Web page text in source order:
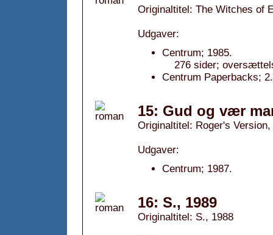
Originaltitel: The Witches of
Udgaver:
Centrum; 1985.
276 sider;
Centrum Paperbacks;
15: Gud og vær
Originaltitel: Roger's Version,
Udgaver:
Centrum; 1987.
16: S., 1989
Originaltitel: S., 1988